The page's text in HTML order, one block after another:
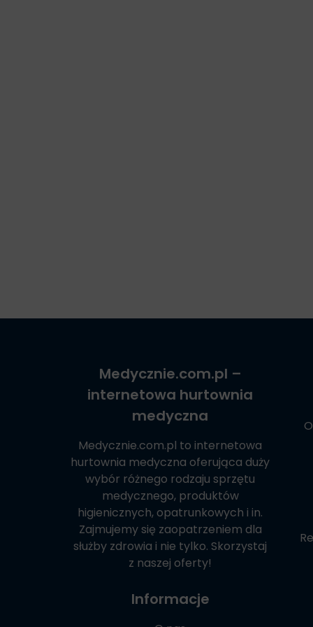
Medycznie.com.pl –
internetowa hurtownia
medyczna
Medycznie.com.pl to internetowa
hurtownia medyczna oferująca duży
wybór różnego rodzaju sprzętu
medycznego, produktów
higienicznych, opatrunkowych i in.
Zajmujemy się zaopatrzeniem dla
służby zdrowia i nie tylko. Skorzystaj
z naszej oferty!
Informacje